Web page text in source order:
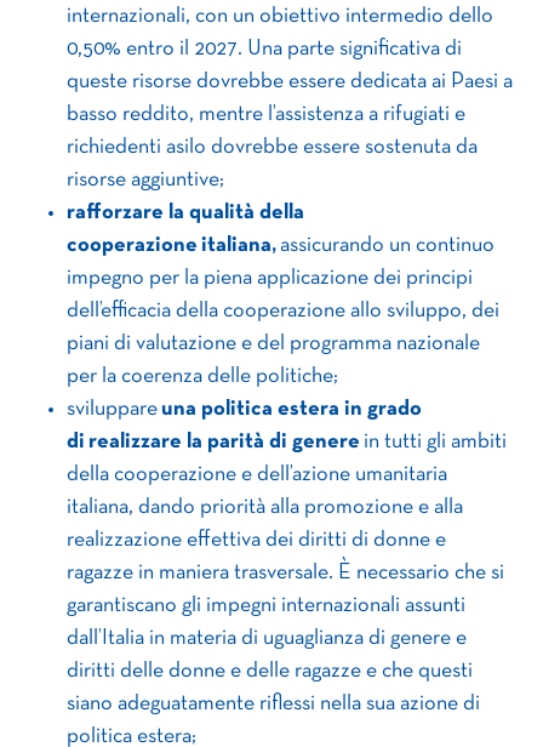
internazionali, con un obiettivo intermedio dello
0,50% entro il 2027. Una parte significativa di
queste risorse dovrebbe essere dedicata ai Paesi a
basso reddito, mentre l’assistenza a rifugiati e
richiedenti asilo dovrebbe essere sostenuta da
risorse aggiuntive;
rafforzare la qualità della
cooperazione italiana,assicurando un continuo
impegno per la piena applicazione dei principi
dell’efficacia della cooperazione allo sviluppo, dei
piani di valutazione e del programma nazionale
per la coerenza delle politiche;
sviluppareuna politica estera in grado
di realizzare la parità di genere in tutti gli ambiti
della cooperazione e dell’azione umanitaria
italiana, dando priorità alla promozione e alla
realizzazione effettiva dei diritti di donne e
ragazze in maniera trasversale. È necessario che si
garantiscano gli impegni internazionali assunti
dall’Italia in materia di uguaglianza di genere e
diritti delle donne e delle ragazze e che questi
siano adeguatamente riflessi nella sua azione di
politica estera;